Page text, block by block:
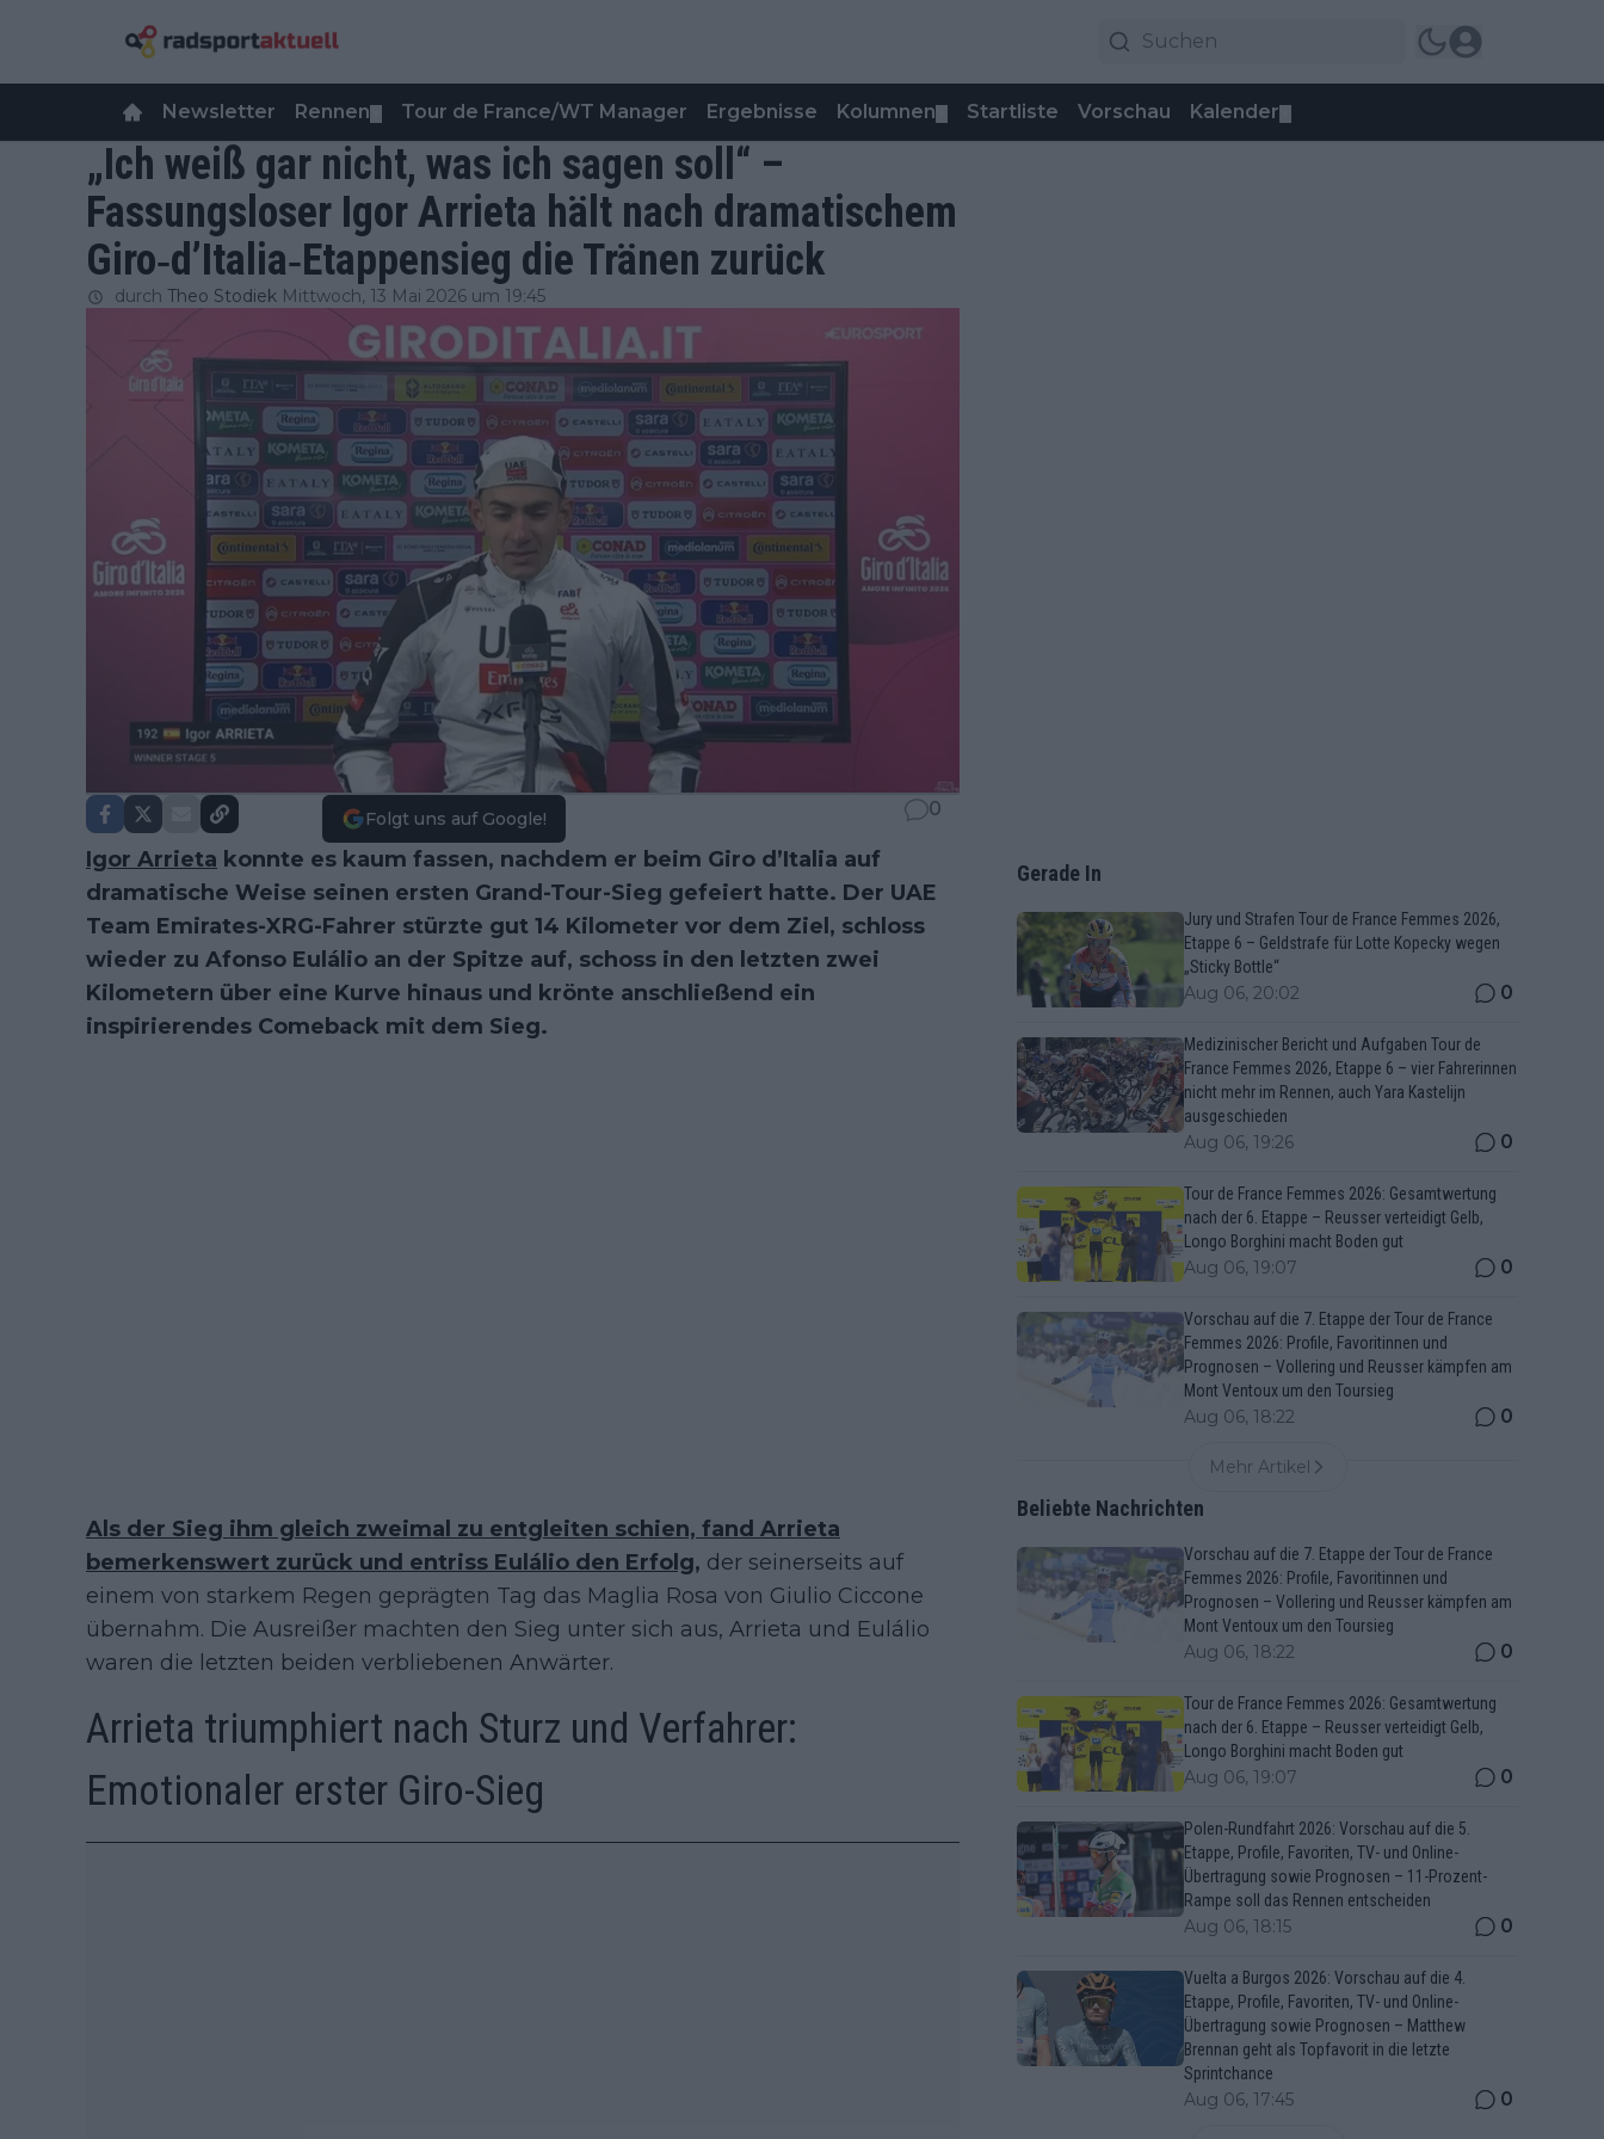
Newsletter Rennen Tour de France/WT Manager Ergebnisse Kolumnen Startliste Vorschau Kalender
„Ich weiß gar nicht, was ich sagen soll“ –
Fassungsloser Igor Arrieta hält nach dramatischem
Giro‐d’Italia‐Etappensieg die Tränen zurück
durch Theo Stodiek Mittwoch, 13 Mai 2026 um 19:45
Folgt uns auf Google! 0
Igor Arrieta konnte es kaum fassen, nachdem er beim Giro d’Italia auf
dramatische Weise seinen ersten Grand-Tour-Sieg gefeiert hatte. Der UAE
Team Emirates-XRG-Fahrer stürzte gut 14 Kilometer vor dem Ziel, schloss
wieder zu Afonso Eulálio an der Spitze auf, schoss in den letzten zwei
Kilometern über eine Kurve hinaus und krönte anschließend ein
inspirierendes Comeback mit dem Sieg.
Als der Sieg ihm gleich zweimal zu entgleiten schien, fand Arrieta
bemerkenswert zurück und entriss Eulálio den Erfolg, der seinerseits auf
einem von starkem Regen geprägten Tag das Maglia Rosa von Giulio Ciccone
übernahm. Die Ausreißer machten den Sieg unter sich aus, Arrieta und Eulálio
waren die letzten beiden verbliebenen Anwärter.
Arrieta triumphiert nach Sturz und Verfahrer:
Emotionaler erster Giro-Sieg
Gerade In
Jury und Strafen Tour de France Femmes 2026,
Etappe 6 – Geldstrafe für Lotte Kopecky wegen
„Sticky Bottle“
Aug 06, 20:02 0
Medizinischer Bericht und Aufgaben Tour de
France Femmes 2026, Etappe 6 – vier Fahrerinnen
nicht mehr im Rennen, auch Yara Kastelijn
ausgeschieden
Aug 06, 19:26 0
Tour de France Femmes 2026: Gesamtwertung
nach der 6. Etappe – Reusser verteidigt Gelb,
Longo Borghini macht Boden gut
Aug 06, 19:07 0
Vorschau auf die 7. Etappe der Tour de France
Femmes 2026: Profile, Favoritinnen und
Prognosen – Vollering und Reusser kämpfen am
Mont Ventoux um den Toursieg
Aug 06, 18:22 0
Mehr Artikel
Beliebte Nachrichten
Vorschau auf die 7. Etappe der Tour de France
Femmes 2026: Profile, Favoritinnen und
Prognosen – Vollering und Reusser kämpfen am
Mont Ventoux um den Toursieg
Aug 06, 18:22 0
Tour de France Femmes 2026: Gesamtwertung
nach der 6. Etappe – Reusser verteidigt Gelb,
Longo Borghini macht Boden gut
Aug 06, 19:07 0
Polen-Rundfahrt 2026: Vorschau auf die 5.
Etappe, Profile, Favoriten, TV- und Online-
Übertragung sowie Prognosen – 11-Prozent-
Rampe soll das Rennen entscheiden
Aug 06, 18:15 0
Vuelta a Burgos 2026: Vorschau auf die 4.
Etappe, Profile, Favoriten, TV- und Online-
Übertragung sowie Prognosen – Matthew
Brennan geht als Topfavorit in die letzte
Sprintchance
Aug 06, 17:45 0